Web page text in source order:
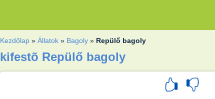
Kezdőlap »Állatok » Bagoly » Repülő bagoly
kifestõ Repülő bagoly